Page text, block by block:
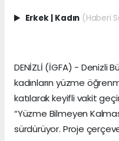
Erkek Kadın (Haberi
DENİZLİ (İGFA) - Denizli
kadınların yüzme
katılarak keyifli vakit
“Yüzme Bilmeyen
sürdürüyor. Proje